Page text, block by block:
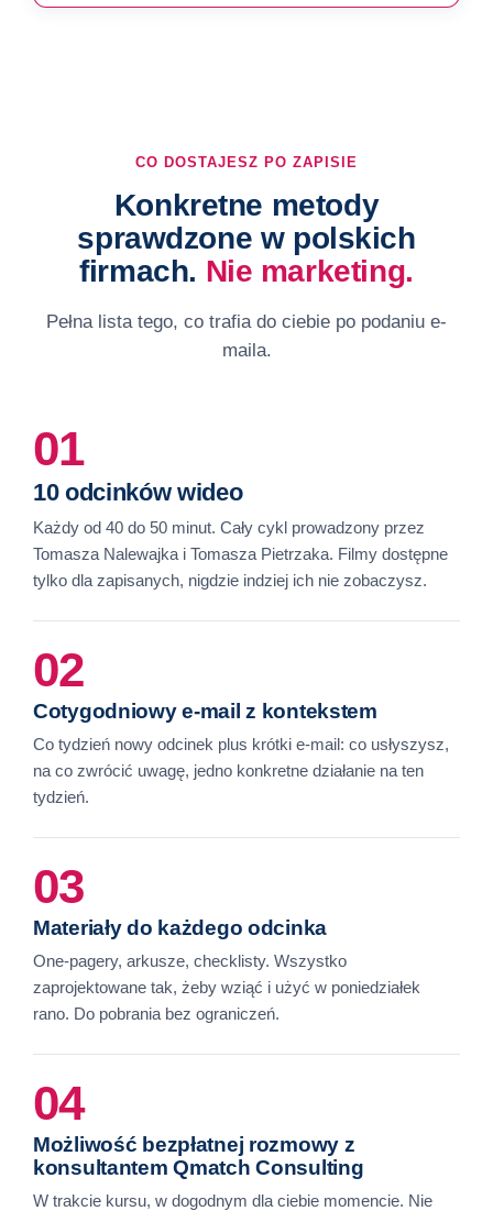
CO DOSTAJESZ PO ZAPISIE
Konkretne metody
sprawdzone w polskich
firmach. Nie marketing.
Pełna lista tego, co trafia do ciebie po podaniu e-
maila.
01
10 odcinków wideo
Każdy od 40 do 50 minut. Cały cykl prowadzony przez
Tomasza Nalewajka i Tomasza Pietrzaka. Filmy dostępne
tylko dla zapisanych, nigdzie indziej ich nie zobaczysz.
02
Cotygodniowy e-mail z kontekstem
Co tydzień nowy odcinek plus krótki e-mail: co usłyszysz,
na co zwrócić uwagę, jedno konkretne działanie na ten
tydzień.
03
Materiały do każdego odcinka
One-pagery, arkusze, checklisty. Wszystko
zaprojektowane tak, żeby wziąć i użyć w poniedziałek
rano. Do pobrania bez ograniczeń.
04
Możliwość bezpłatnej rozmowy z
konsultantem Qmatch Consulting
W trakcie kursu, w dogodnym dla ciebie momencie. Nie